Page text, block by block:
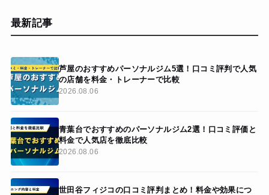
最新記事
芦屋のおすすめパーソナルジム5選！口コミ評判で人気
の店舗を料金・トレーナーで比較
2026.08.06
青葉台でおすすめのパーソナルジム2選！口コミ評価と
料金で人気店を徹底比較
2026.08.06
世田谷フィジコの口コミ評判まとめ！料金や効果につ